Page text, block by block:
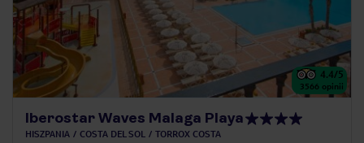
4.4/5
3566 opinii
Iberostar Waves Malaga Playa
HISZPANIA COSTA DEL SOL TORROX COSTA